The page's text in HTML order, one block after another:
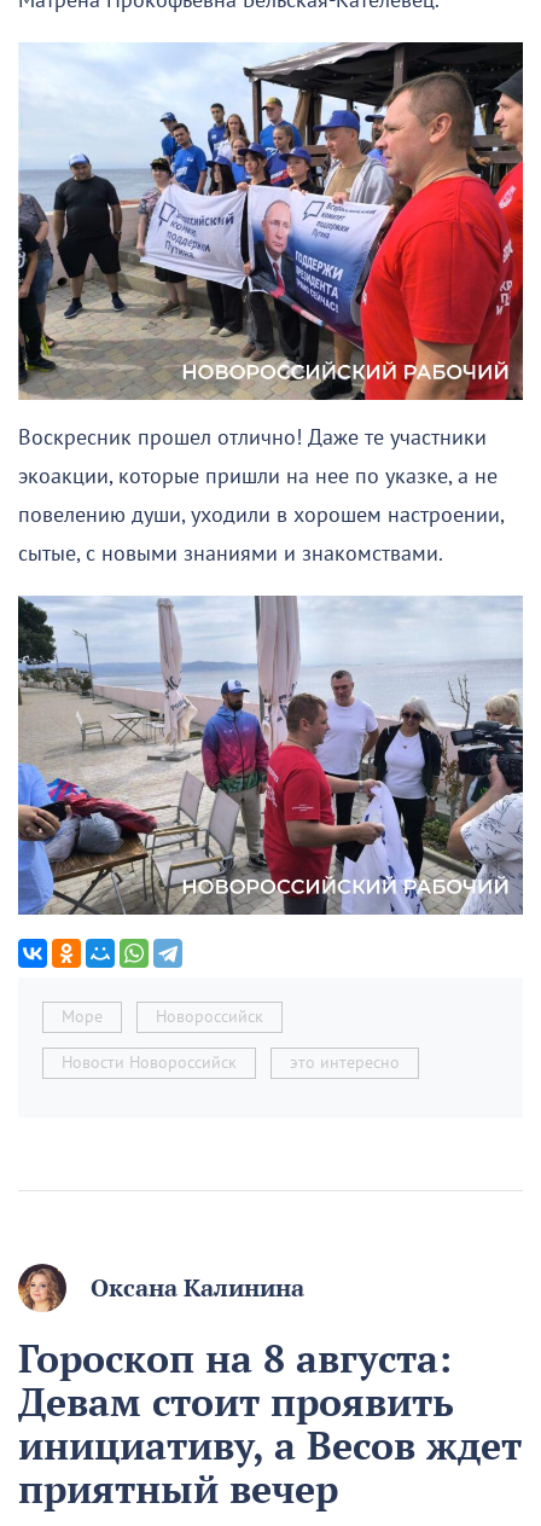
Воскресник прошел отлично! Даже те участники
экоакции, которые пришли на нее по указке, а не
повелению души, уходили в хорошем настроении,
сытые, с новыми знаниями и знакомствами.
Море Новороссийск
Новости Новороссийск это интересно
Оксана Калинина
Гороскоп на 8 августа:
Девам стоит проявить
инициативу, а Весов ждет
приятный вечер